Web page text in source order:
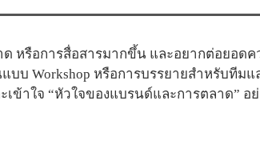
รือการสื่อสารมากขึ้น และอยากต่อยอดค
บ Workshop หรือการบรรยายสำหรับทีม
าใจ “หัวใจของแบรนด์และการตลาด” อย่